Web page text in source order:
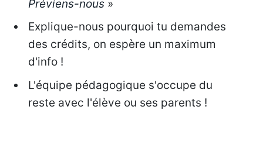
Préviens-nous »
Explique-nous pourquoi tu demandes
des crédits, on espère un maximum
d'info !
L'équipe pédagogique s'occupe du
reste avec l'élève ou ses parents !